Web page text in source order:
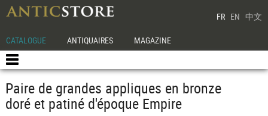
FR EN 中文
CATALOGUE ANTIQUAIRES MAGAZINE
Paire de grandes appliques en bronze
doré et patiné d'époque Empire